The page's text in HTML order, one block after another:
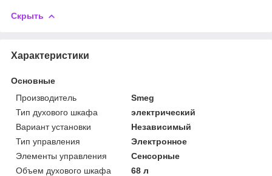
Скрыть
Характеристики
Основные
Производитель
Smeg
Тип духового шкафа
электрический
Вариант установки
Независимый
Тип управления
Электронное
Элементы управления
Сенсорные
Объем духового шкафа
68 л